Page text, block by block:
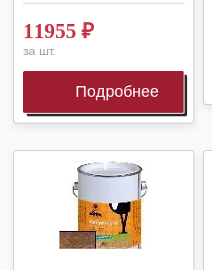
11955 ₽
за шт.
Подробнее